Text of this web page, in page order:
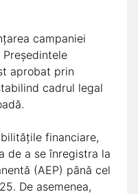
campaniei
aprobat prin
cadrul legal
financiare,
de a se înregistra la
(AEP) până cel
De asemenea,